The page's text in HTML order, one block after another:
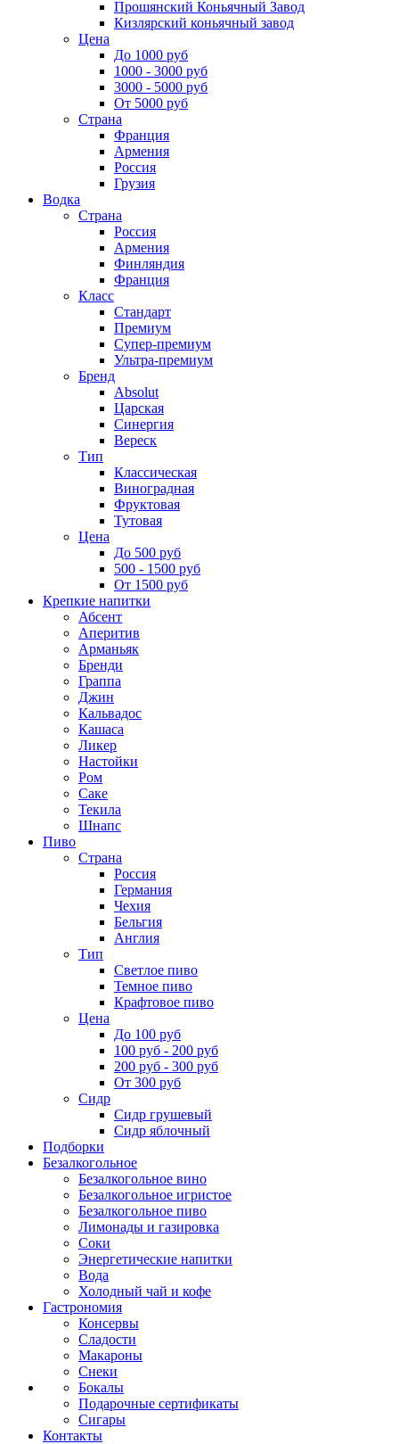
Прошянский Коньячный Завод
Кизлярский коньячный завод
Цена
До 1000 руб
1000 - 3000 руб
3000 - 5000 руб
От 5000 руб
Страна
Франция
Армения
Россия
Грузия
Водка
Страна
Россия
Армения
Финляндия
Франция
Класс
Стандарт
Премиум
Супер-премиум
Ультра-премиум
Бренд
Absolut
Царская
Синергия
Вереск
Тип
Классическая
Виноградная
Фруктовая
Тутовая
Цена
До 500 руб
500 - 1500 руб
От 1500 руб
Крепкие напитки
Абсент
Аперитив
Арманьяк
Бренди
Граппа
Джин
Кальвадос
Кашаса
Ликер
Настойки
Ром
Саке
Текила
Шнапс
Пиво
Страна
Россия
Германия
Чехия
Бельгия
Англия
Тип
Светлое пиво
Темное пиво
Крафтовое пиво
Цена
До 100 руб
100 руб - 200 руб
200 руб - 300 руб
От 300 руб
Сидр
Сидр грушевый
Сидр яблочный
Подборки
Безалкогольное
Безалкогольное вино
Безалкогольное игристое
Безалкогольное пиво
Лимонады и газировка
Соки
Энергетические напитки
Вода
Холодный чай и кофе
Гастрономия
Консервы
Сладости
Макароны
Снеки
Бокалы
Подарочные сертификаты
Сигары
Контакты